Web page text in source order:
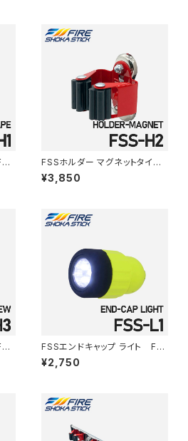
FSSホルダー マグネットタイ
プ FSS-H2
¥3,850
FSSエンドキャップ ライト FS
S-L1
¥2,750